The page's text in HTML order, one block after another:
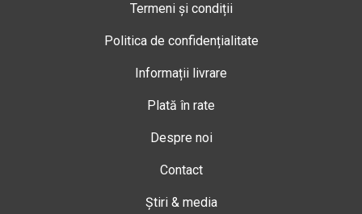
Termeni și condiții
Politica de confidențialitate
Informații livrare
Plată în rate
Despre noi
Contact
Știri & media